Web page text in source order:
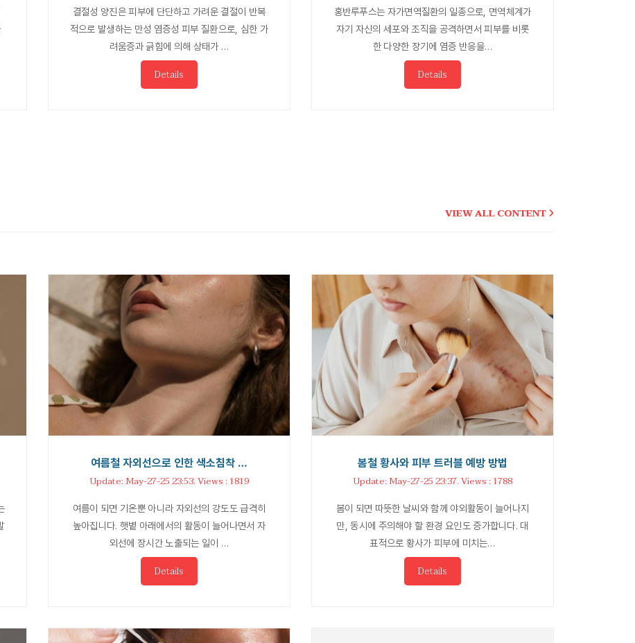
결절성 양진은 피부에 단단하고 가려운 결절이 반복
적으로 발생하는 만성 염증성 피부 질환으로, 심한 가
려움증과 긁힘에 의해 상태가 …
Details
홍반루푸스는 자가면역질환의 일종으로, 면역체계가
자기 자신의 세포와 조직을 공격하면서 피부를 비롯
한 다양한 장기에 염증 반응을…
Details
VIEW ALL CONTENT
여름철 자외선으로 인한 색소침착 …
Update: May-27-25 23:53. Views : 1819
여름이 되면 기온뿐 아니라 자외선의 강도도 급격히
높아집니다. 햇볕 아래에서의 활동이 늘어나면서 자
외선에 장시간 노출되는 일이 …
Details
봄철 황사와 피부 트러블 예방 방법
Update: May-27-25 23:37. Views : 1788
봄이 되면 따뜻한 날씨와 함께 야외활동이 늘어나지
만, 동시에 주의해야 할 환경 요인도 증가합니다. 대
표적으로 황사가 피부에 미치는…
Details